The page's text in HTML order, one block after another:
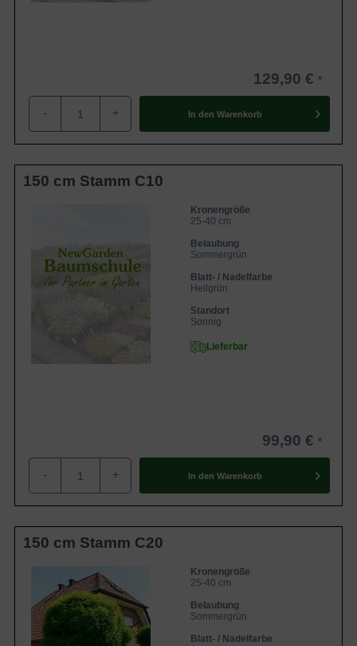
129,90 €
- + In den Warenkorb
150 cm Stamm C10
Kronengröße
25-40 cm
Belaubung
Sommergrün
Blatt- / Nadelfarbe
Hellgrün
Standort
Sonnig
Lieferbar
99,90 €
- + In den Warenkorb
150 cm Stamm C20
Kronengröße
25-40 cm
Belaubung
Sommergrün
Blatt- / Nadelfarbe